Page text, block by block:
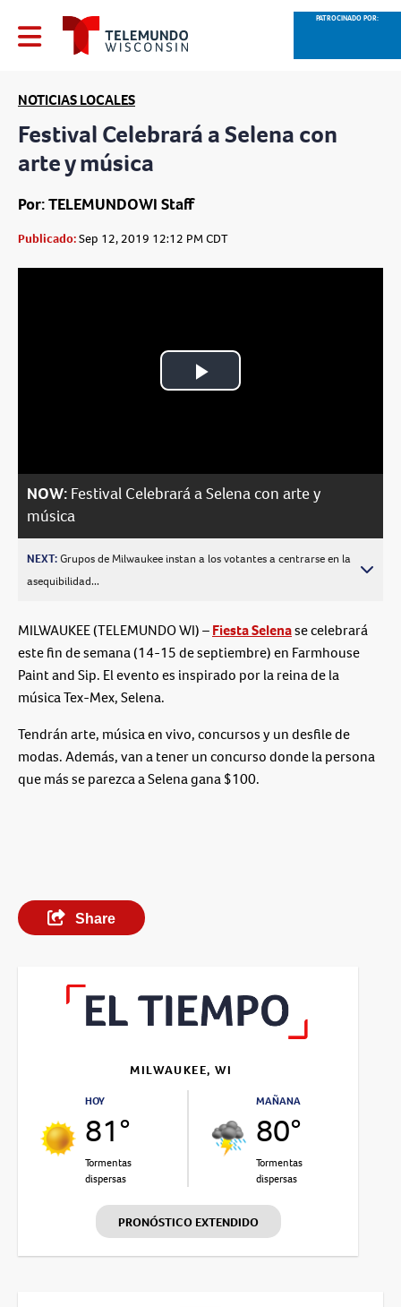
PATROCINADO POR:
NOTICIAS LOCALES
Festival Celebrará a Selena con
arte y música
Por: TELEMUNDOWI Staff
Publicado:Sep 12, 2019 12:12 PM CDT
Play
NOW: Festival Celebrará a Selena con arte y
música
NEXT:Grupos de Milwaukee instan a los votantes a centrarse en la
asequibilidad...
MILWAUKEE (TELEMUNDO WI) –Fiesta Selenase celebrará
este fin de semana (14-15 de septiembre) en Farmhouse
Paint and Sip. El evento es inspirado por la reina de la
música Tex-Mex, Selena.
Tendrán arte, música en vivo, concursos y un desfile de
modas. Además, van a tener un concurso donde la persona
que más se parezca a Selena gana $100.
Share
MILWAUKEE, WI
HOY
81°
Tormentas
dispersas
MAÑANA
80°
Tormentas
dispersas
PRONÓSTICO EXTENDIDO